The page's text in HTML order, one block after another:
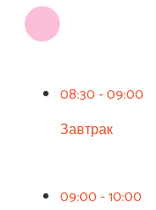
08:30 - 09:00
Завтрак
09:00 - 10:00